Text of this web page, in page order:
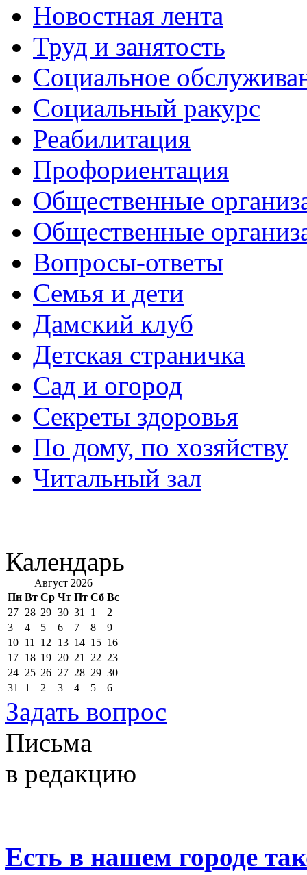
Новостная лента
Труд и занятость
Социальное
Социальный ракурс
Реабилитация
Профориентация
Общественные
Общественные
Вопросы-ответы
Семья и дети
Дамский клуб
Детская страничка
Сад и огород
Секреты здоровья
По дому, по хозяйству
Читальный зал
Календарь
Август 2026
Пн Вт Ср Чт Пт Сб Вс
27 28 29 30 31 1
2
3
4 5 6 7 8
9
10 11 12 13 14 15 16
17 18 19 20 21 22 23
24 25 26 27 28 29 30
31
1 2 3 4 5 6
Задать вопрос
Письма
в редакцию
Есть в нашем городе